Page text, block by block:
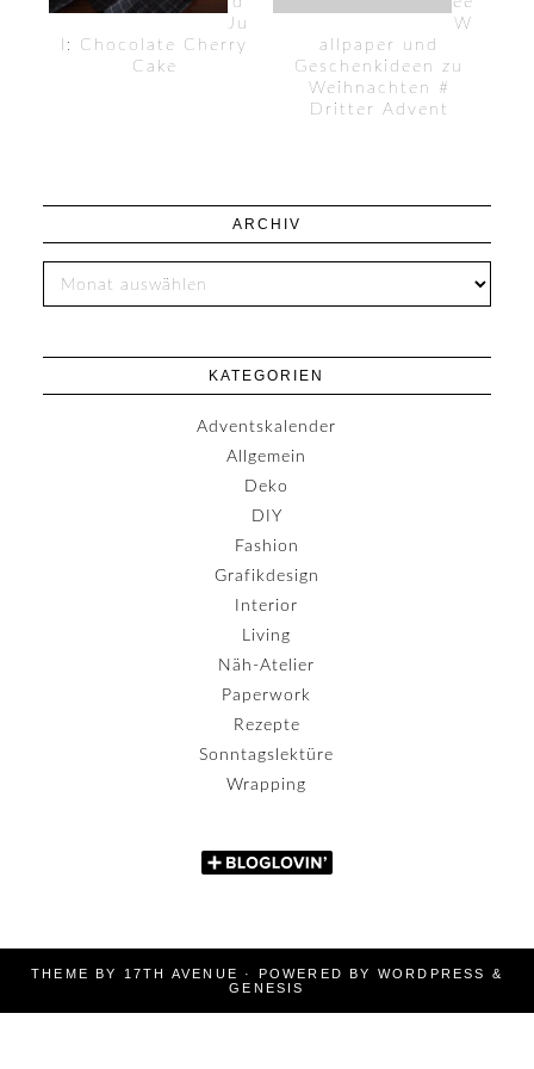
Ju
l: Chocolate Cherry
Cake
W
allpaper und
Geschenkideen zu
Weihnachten #
Dritter Advent
ARCHIV
KATEGORIEN
Adventskalender
Allgemein
Deko
DIY
Fashion
Grafikdesign
Interior
Living
Näh-Atelier
Paperwork
Rezepte
Sonntagslektüre
Wrapping
THEME BY 17TH AVENUE · POWERED BY WORDPRESS
&
GENESIS